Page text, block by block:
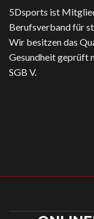
5Dsports ist
Berufsverband für
Wir besitzen das
Gesundheit geprüft
SGB V.